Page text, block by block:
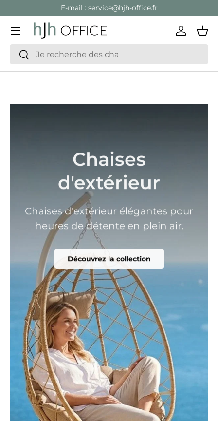
Aller au contenu
E-mail : service@hjh-office.fr
Recherche
Rechercher
Se
Menu
Chaises
d'extérieur
Chaises d'extérieur élégantes pour
heures de détente en plein air.
Découvrez la collection